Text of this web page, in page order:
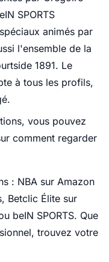
SPORTS
animés par
l'ensemble de la
1891. Le
à tous les profils,
vous pouvez
comment regarder
: NBA sur Amazon
Betclic Élite sur
beIN SPORTS. Que
trouvez votre